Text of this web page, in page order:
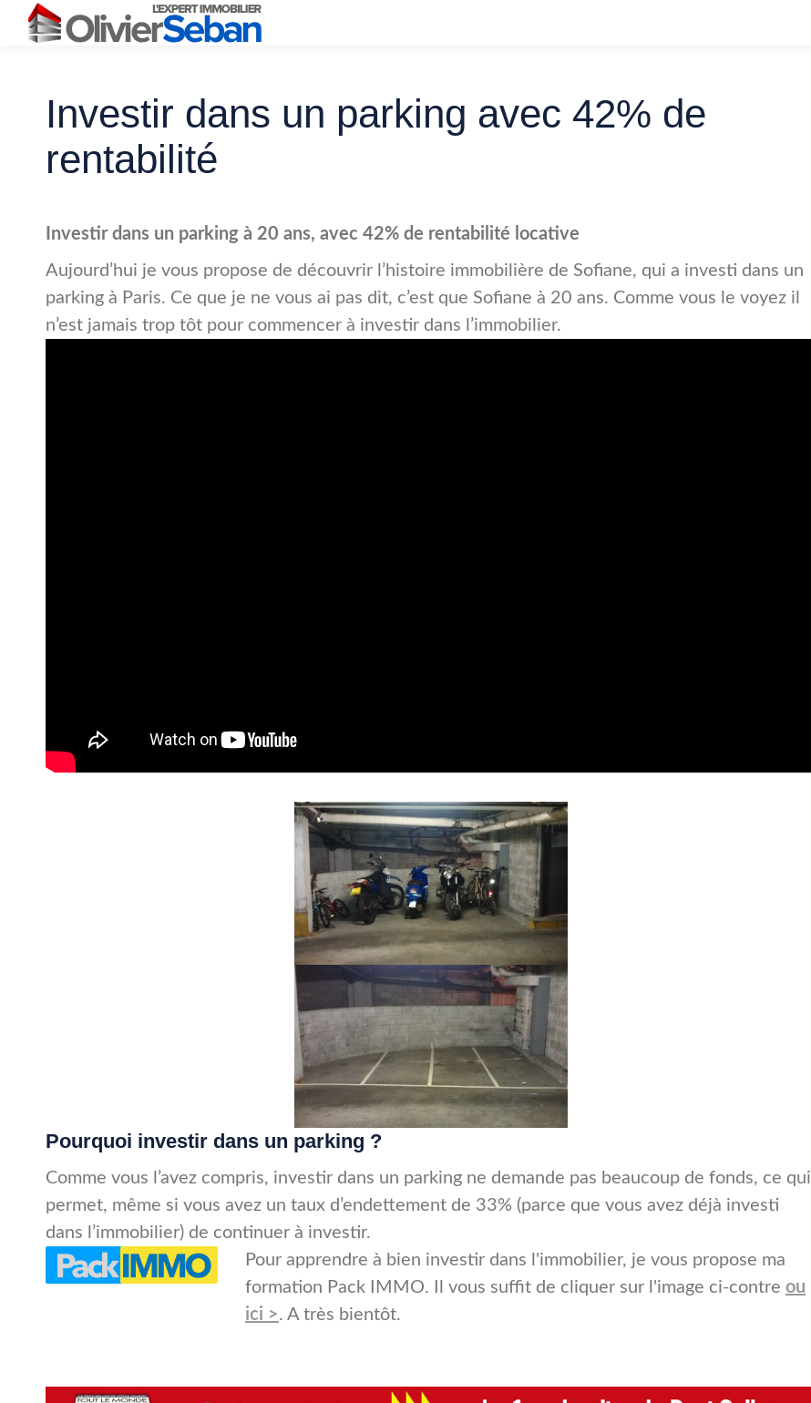
Investir dans un parking avec 42% de
rentabilité
Investir dans un parking à 20 ans, avec 42% de rentabilité locative
Aujourd’hui je vous propose de découvrir l’histoire immobilière de Sofiane, qui a investi dans un
parking à Paris. Ce que je ne vous ai pas dit, c’est que Sofiane à 20 ans. Comme vous le voyez il
n’est jamais trop tôt pour commencer à investir dans l’immobilier.
Pourquoi investir dans un parking ?
Comme vous l’avez compris, investir dans un parking ne demande pas beaucoup de fonds, ce qui
permet, même si vous avez un taux d’endettement de 33% (parce que vous avez déjà investi
dans l’immobilier) de continuer à investir.
Pour apprendre à bien investir dans l'immobilier, je vous propose ma
formation Pack IMMO. Il vous suffit de cliquer sur l'image ci-contre ou
ici >. A très bientôt.